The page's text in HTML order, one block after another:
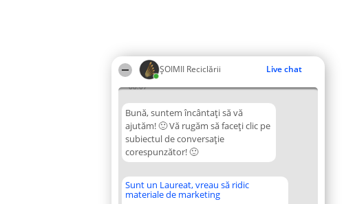
ȘOIMII Reciclării Live chat
08:07
Bună, suntem încântați să vă
ajutăm! 🙂 Vă rugăm să faceți clic pe
subiectul de conversație
corespunzător! 🙂
Sunt un Laureat, vreau să ridic
materiale de marketing